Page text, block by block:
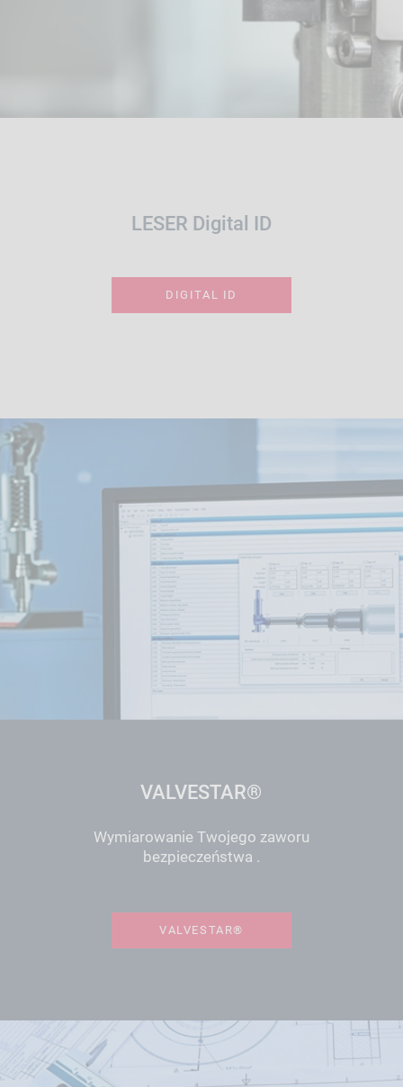
LESER Digital ID
DIGITAL ID
VALVESTAR®
Wymiarowanie Twojego zaworu
bezpieczeństwa .
VALVESTAR®